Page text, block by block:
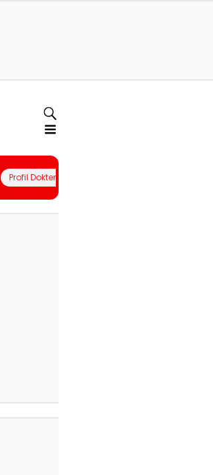
Profil Dokter